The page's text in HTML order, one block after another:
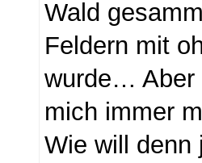
Wald
Feldern mit
wurde… Aber
mich immer
Wie will denn